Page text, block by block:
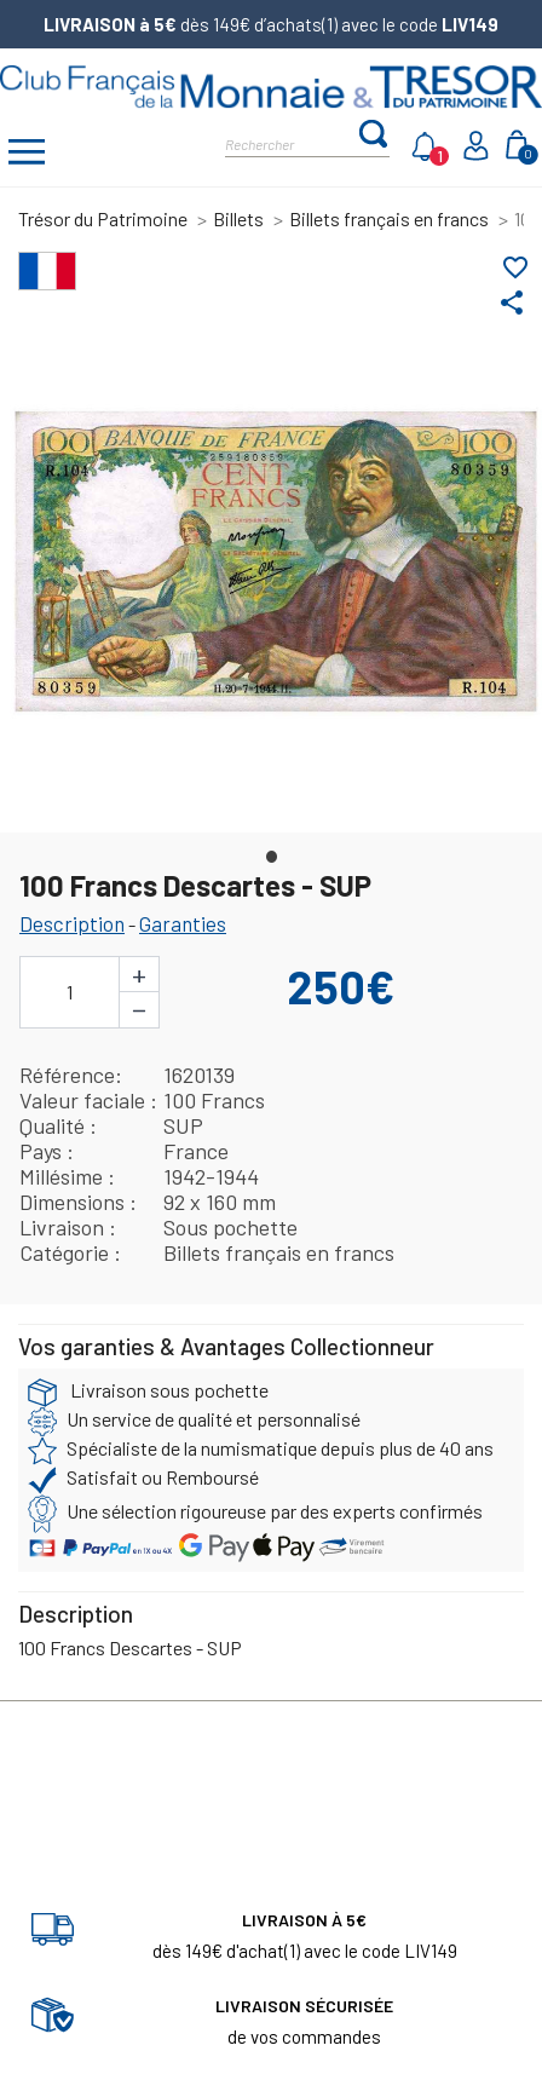
LIVRAISON à 5€ dès 149€ d’achats(1) avec le code LIV149
0
1
Trésor du Patrimoine Billets Billets français en francs
share
favorite_border
100 Francs Descartes - SUP
Description -Garanties
1
+
−
250€
Référence
1620139
Valeur faciale
100 Francs
Qualité
SUP
Pays
France
Millésime
1942-1944
Dimensions
92 x 160 mm
Livraison
Sous pochette
Catégorie
Billets français en francs
Vos garanties & Avantages Collectionneur
Livraison sous pochette
Un service de qualité et personnalisé
Spécialiste de la numismatique depuis plus de 40 ans
Satisfait ou Remboursé
Une sélection rigoureuse par des experts confirmés
Description
100 Francs Descartes - SUP
LIVRAISON À 5€
dès 149€ d'achat(1) avec le code LIV149
LIVRAISON SÉCURISÉE
de vos commandes